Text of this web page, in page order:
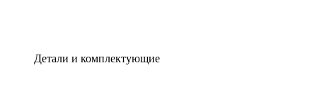
Детали и комплектующие